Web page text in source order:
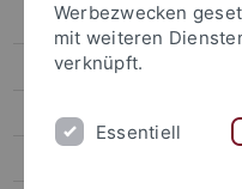
attempto online
Newsletter Uni Tübingen aktuell
Werbezwecken
mit weiteren
verknüpft.
Essentiell